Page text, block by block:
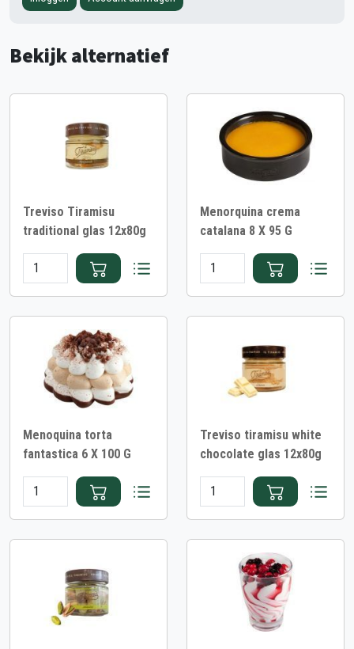
Bekijk alternatief
Treviso Tiramisu
traditional glas 12x80g
Menorquina crema
catalana 8 X 95 G
Menoquina torta
fantastica 6 X 100 G
Treviso tiramisu white
chocolate glas 12x80g